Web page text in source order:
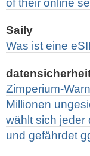
of their online
Saily
Was ist eine
Zimperium-
Millionen
wählt sich jeder
und gefährdet